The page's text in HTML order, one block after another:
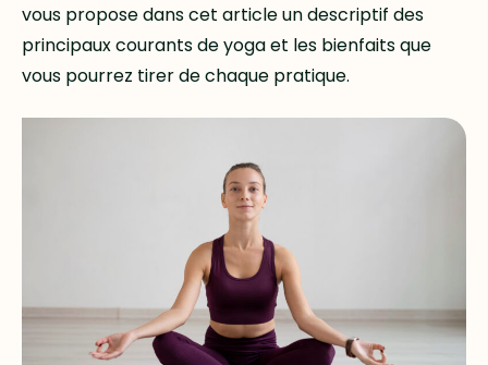
vous propose dans cet article un descriptif des
principaux courants de yoga et les bienfaits que
vous pourrez tirer de chaque pratique.